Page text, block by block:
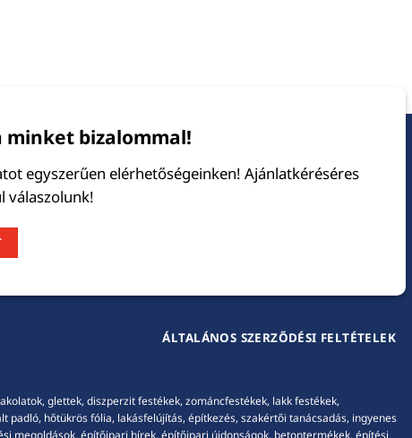
minket bizalommal!
egyszerűen elérhetőségeinken! Ajánlatkéréséres
válaszolunk!
ÁLTALÁNOS SZERZŐDÉSI FELTÉTELEK
glettek, diszperzit festékek, zománcfestékek, lakk festékek,
padló, hőtükrös fólia, lakásfelújítás, építkezés, szakértői tanácsadás, ingyenes
megoldások, építőipari hírek, építőipari újdonságok, betontermékek, építési